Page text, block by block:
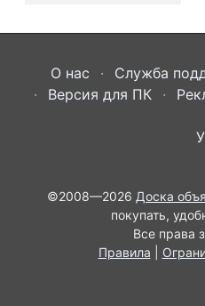
О нас Служба
Версия для ПК
©2008—2026 Доска
покупать,
Все права
Правила